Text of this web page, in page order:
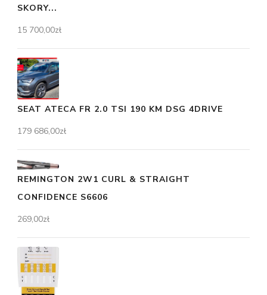
SKORY...
15 700,00zł
SEAT ATECA FR 2.0 TSI 190 KM DSG 4DRIVE
179 686,00zł
REMINGTON 2W1 CURL & STRAIGHT
CONFIDENCE S6606
269,00zł